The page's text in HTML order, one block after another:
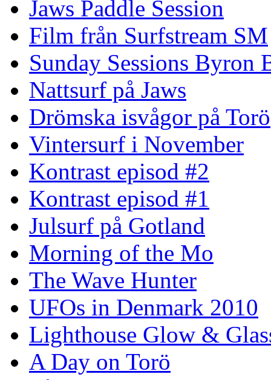
Jaws Paddle Session
Film från Surfstream SM
Sunday Sessions Byron
Nattsurf på Jaws
Drömska isvågor på Torö
Vintersurf i November
Kontrast episod #2
Kontrast episod #1
Julsurf på Gotland
Morning of the Mo
The Wave Hunter
UFOs in Denmark 2010
Lighthouse Glow &
A Day on Torö